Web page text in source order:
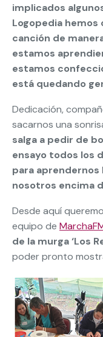
implicados
Logopedia
canción de
estamos
estamos
está quedando
Dedicación,
sacarnos una
salga a pedir de
ensayo todos los
para aprendernos
nosotros encima
Desde aquí
equipo de
de la murga ‘Los
poder pronto